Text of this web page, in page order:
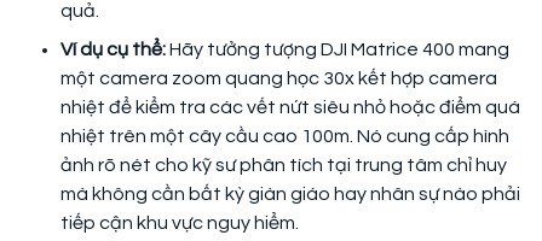
quả.
Ví dụ cụ thể:Hãy tưởng tượng DJI Matrice 400 mang
một camera zoom quang học 30x kết hợp camera
nhiệt để kiểm tra các vết nứt siêu nhỏ hoặc điểm quá
nhiệt trên một cây cầu cao 100m. Nó cung cấp hình
ảnh rõ nét cho kỹ sư phân tích tại trung tâm chỉ huy
mà không cần bất kỳ giàn giáo hay nhân sự nào phải
tiếp cận khu vực nguy hiểm.